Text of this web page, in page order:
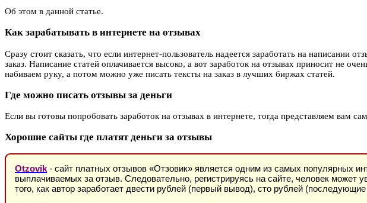
Об этом в данной статье.
Как зарабатывать в интернете на отзывах
Сразу стоит сказать, что если интернет-пользователь надеется заработать на написании
заказ. Написание статей оплачивается высоко, а вот заработок на отзывах приносит не
набиваем руку, а потом можно уже писать тексты на заказ в лучших биржах статей.
Где можно писать отзывы за деньги
Если вы готовы попробовать заработок на отзывах в интернете, тогда представляем вам
Хорошие сайты где платят деньги за отзывы
Otzovik - сайт платных отзывов «Отзовик» является одним из самых популярных
выплачиваемых за отзыв. Следовательно, регистрируясь на сайте, человек может
того, как автор заработает двести рублей (первый вывод), сто рублей